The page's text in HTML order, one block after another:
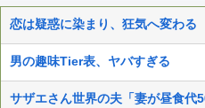
恋は疑惑に染まり、狂気へ変わる
男の趣味Tier表、ヤバすぎる